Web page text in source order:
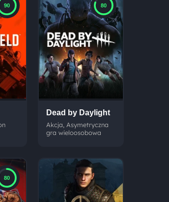
90 80
Dead by Daylight
Akcja, Asymetryczna
gra wieloosobowa
80